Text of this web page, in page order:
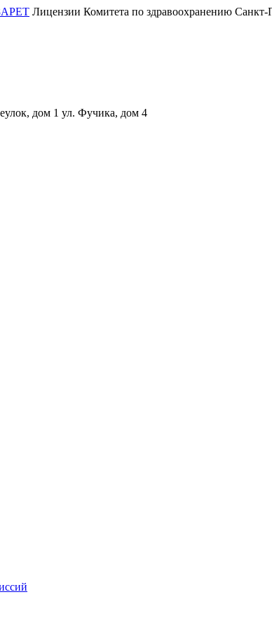
Лицензии Комитета по здравоохранению
дом 1 ул. Фучика, дом 4